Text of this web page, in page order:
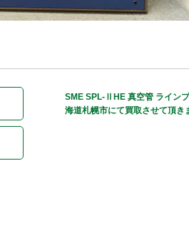
SME SPL-ⅡHE 真空管 ライン
海道札幌市にて買取させて頂き